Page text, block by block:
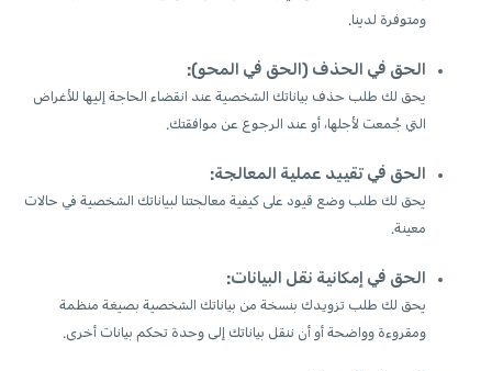
ومتوفرة لدينا.
الحق في الحذف (الحق في المحو):
يحق لك طلب حذف بياناتك الشخصية عند انقضاء الحاجة إليها للأغراض
التي جُمعت لأجلها، أو عند الرجوع عن موافقتك.
الحق في تقييد عملية المعالجة:
يحق لك طلب وضع قيود على كيفية معالجتنا لبياناتك الشخصية في حالات
معينة.
الحق في إمكانية نقل البيانات:
يحق لك طلب تزويدك بنسخة من بياناتك الشخصية بصيغة منظمة
ومقروءة وواضحة أو أن ننقل بياناتك إلى وحدة تحكم بيانات أخرى.